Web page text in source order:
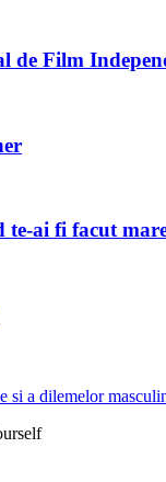
de Film
te-ai fi facut
si a dilemelor